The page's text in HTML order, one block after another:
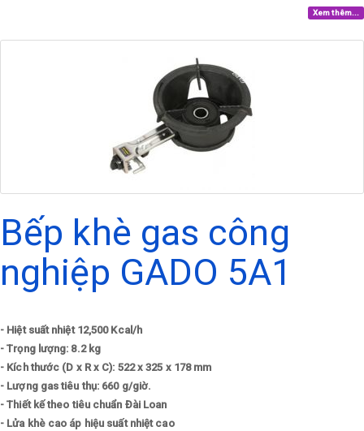
Xem thêm...
Bếp khè gas công
nghiệp GADO 5A1
- Hiệt suất nhiệt 12,500 Kcal/h
- Trọng lượng: 8.2 kg
- Kích thước (D x R x C): 522 x 325 x 178 mm
- Lượng gas tiêu thụ: 660 g/giờ.
- Thiết kế theo tiêu chuẩn Đài Loan
- Lửa khè cao áp hiệu suất nhiệt cao